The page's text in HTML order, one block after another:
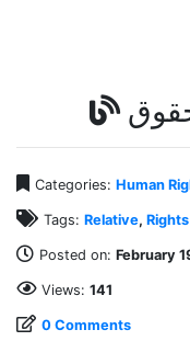
Categories: Human
Tags: Relative, Rights
Posted on: February
Views: 141
0 Comments